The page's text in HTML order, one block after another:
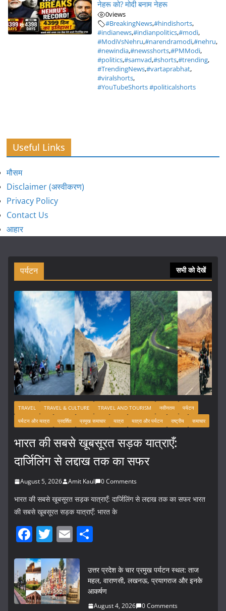
नेहरू को? मोदी बनाम नेहरू
0views
#BreakingNews,#hindishorts,
#indianews,#indianpolitics,#modi,
#ModiVsNehru,#narendramodi,#nehru,
#newindia,#newsshorts,#PMModi,
#politics,#samvad,#shorts,#trending,
#TrendingNews,#vartaprabhat,
#viralshorts,
#YouTubeShorts #politicalshorts
Useful Links
मौसम
Disclaimer (अस्वीकरण)
Privacy Policy
Contact Us
आहार
पर्यटन सभी को देखें
TRAVEL TRAVEL & CULTURE TRAVEL AND TOURISM नवीनतम
पर्यटन
पर्यटन और यात्रा
प्रदर्शित प्रमुख समाचार यात्रा यात्रा और पर्यटन राष्ट्रीय समाचार
भारत की सबसे खूबसूरत सड़क यात्राएँ:
दार्जिलिंग से लद्दाख तक का सफर
August 5, 2026 Amit Kaul 0 Comments
भारत की सबसे खूबसूरत सड़क यात्राएँ: दार्जिलिंग से लद्दाख तक का सफर भारत
की सबसे खूबसूरत सड़क यात्राएँ: भारत के
F
c
e
b
T
itt
er
E
ai
l
ar
e
उत्तर प्रदेश के चार प्रमुख पर्यटन स्थल: ताज
महल, वाराणसी, लखनऊ, प्रयागराज और इनके
आकर्षण
August 4, 2026 0 Comments